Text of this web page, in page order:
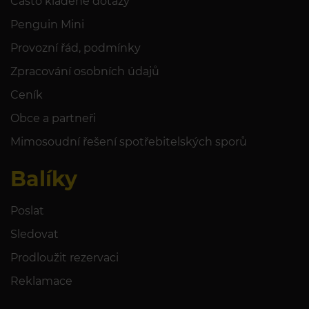
CO KDYŽ SI VRÁCENÝ BALÍČEK ODESÍLATEL NEVYZVEDNE?
CO KDYŽ JSEM ZAPOMNĚL BALÍČEK OZNAČIT?
KDE NAJDU REKLAMAČNÍ FORMULÁŘ?
Penguin Mini
Provozní řád, podmínky
Zpracování osobních údajů
Ceník
Obce a partneři
Mimosoudní řešení spotřebitelských sporů
Balíky
Poslat
Sledovat
Prodloužit rezervaci
Reklamace